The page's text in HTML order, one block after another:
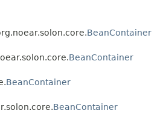
BeanContainer
BeanContainer
BeanContainer
BeanContainer